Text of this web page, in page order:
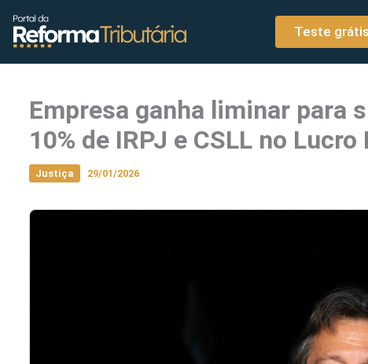
conteúdo
Teste grátis
Empresa ganha liminar para
10% de IRPJ e CSLL no
Justiça 29/01/2026